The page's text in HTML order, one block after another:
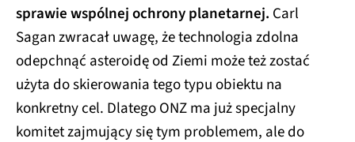
sprawie wspólnej ochrony planetarnej. Carl
Sagan zwracał uwagę, że technologia zdolna
odepchnąć asteroidę od Ziemi może też zostać
użyta do skierowania tego typu obiektu na
konkretny cel. Dlatego ONZ ma już specjalny
komitet zajmujący się tym problemem, ale do